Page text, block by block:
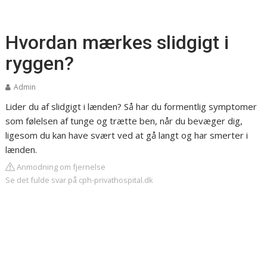
Hvordan mærkes slidgigt i
ryggen?
Admin
Lider du af slidgigt i lænden? Så har du formentlig symptomer
som følelsen af tunge og trætte ben, når du bevæger dig,
ligesom du kan have svært ved at gå langt og har smerter i
lænden.
Anmodning om fjernelse
Se det fulde svar på cph-privathospital.dk